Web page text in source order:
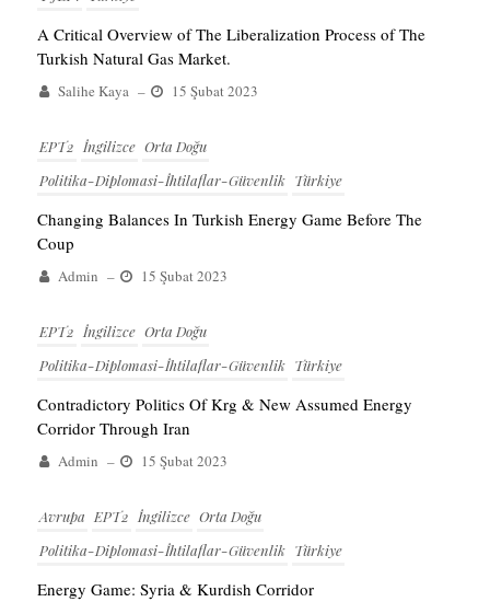
A Critical Overview of The Liberalization Process of The
Turkish Natural Gas Market.
Salihe Kaya – 15 Şubat 2023
EPT2 İngilizce Orta Doğu
Politika-Diplomasi-İhtilaflar-Güvenlik Türkiye
Changing Balances In Turkish Energy Game Before The
Coup
Admin – 15 Şubat 2023
EPT2 İngilizce Orta Doğu
Politika-Diplomasi-İhtilaflar-Güvenlik Türkiye
Contradictory Politics Of Krg & New Assumed Energy
Corridor Through Iran
Admin – 15 Şubat 2023
Avrupa EPT2 İngilizce Orta Doğu
Politika-Diplomasi-İhtilaflar-Güvenlik Türkiye
Energy Game: Syria & Kurdish Corridor